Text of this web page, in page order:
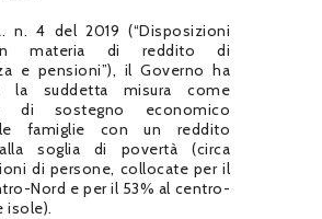
n. 4 del 2019 (“Disposizioni
materia di reddito di
e pensioni”), il Governo ha
la suddetta misura come
di sostegno economico
famiglie con un reddito
soglia di povertà (circa
di persone, collocate per il
Nord e per il 53% al centro-
isole).